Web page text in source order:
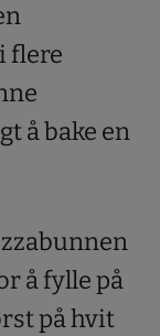
flere
å bake en
å fylle på
på hvit